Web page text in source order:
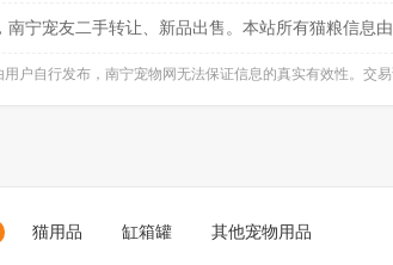
南宁宠友二手转让、新品出售。本站所有猫粮信息
户自行发布，南宁宠物网无法保证信息的真实有效性。交
猫用品 缸箱罐 其他宠物用品